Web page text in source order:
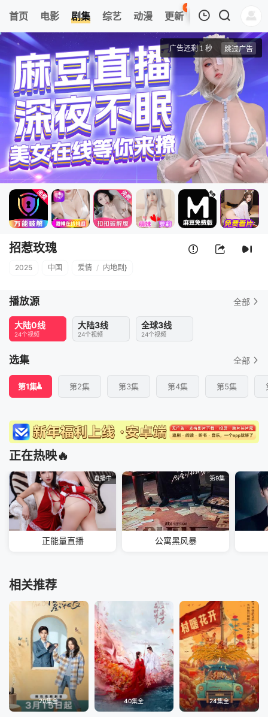
首页 电影 剧集 综艺 动漫 更新
45
热榜 APP
我的观影记录
第1集
招惹玫瑰
清空
招惹玫瑰
2025 中国 爱情 / 内地剧}
播放源 全部
大陆0线
24个视频
大陆3线
24个视频
全球3线
24个视频
选集 全部
第1集 第2集 第3集 第4集 第5集
正在热映🔥
直播中
正能量直播
第9集
公寓黑风暴
相关推荐
20集全 40集全 24集全